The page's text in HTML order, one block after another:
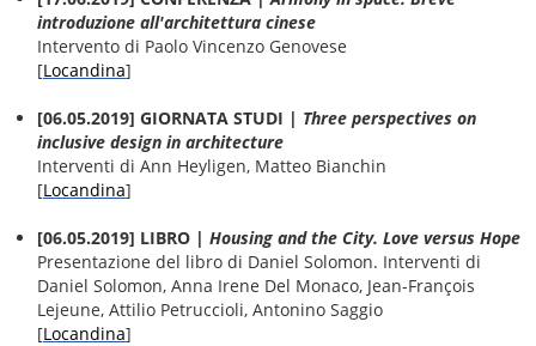
introduzione all'architettura cinese
Intervento di Paolo Vincenzo Genovese
[Locandina]
[06.05.2019] GIORNATA STUDI | Three perspectives on
inclusive design in architecture
Interventi di Ann Heyligen, Matteo Bianchin
[Locandina]
[06.05.2019] LIBRO | Housing and the City. Love versus Hope
Presentazione del libro di Daniel Solomon. Interventi di
Daniel Solomon, Anna Irene Del Monaco, Jean-François
Lejeune, Attilio Petruccioli, Antonino Saggio
[Locandina]